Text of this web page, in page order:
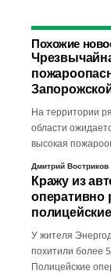
Похожие
На территории
области
высокая
Дмитрий Востриков
Кражу из
оперативно
У жителя
похитили более
Полицейские